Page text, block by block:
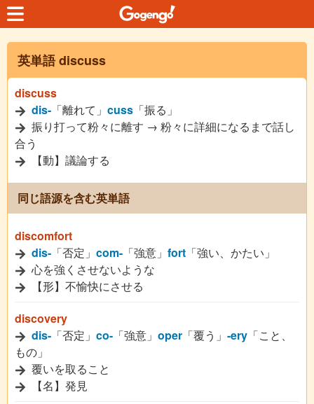
英単語 discuss
discuss
dis- 「離れて」 cuss 「振る」
振り打って粉々に離す → 粉々に詳細になるまで話し
合う
【動】議論する
同じ語源を含む英単語
discomfort
dis- 「否定」 com- 「強意」 fort 「強い、かたい」
心を強くさせないような
【形】不愉快にさせる
discovery
dis- 「否定」 co- 「強意」 oper 「覆う」 -ery 「こと、
もの」
覆いを取ること
【名】発見